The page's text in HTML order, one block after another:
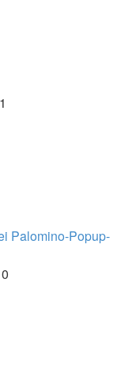
Palomino-Popup-